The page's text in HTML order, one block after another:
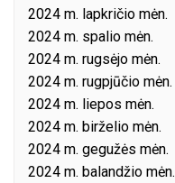
2024 m. lapkričio mėn.
2024 m. spalio mėn.
2024 m. rugsėjo mėn.
2024 m. rugpjūčio mėn.
2024 m. liepos mėn.
2024 m. birželio mėn.
2024 m. gegužės mėn.
2024 m. balandžio mėn.